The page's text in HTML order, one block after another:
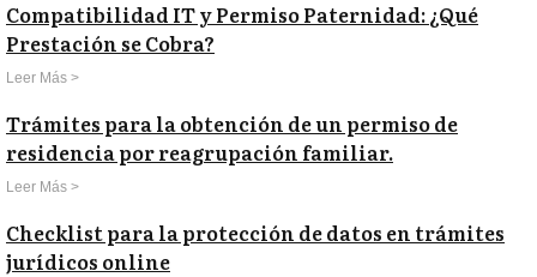
Compatibilidad IT y Permiso Paternidad: ¿Qué
Prestación se Cobra?
Leer Más >
Trámites para la obtención de un permiso de
residencia por reagrupación familiar.
Leer Más >
Checklist para la protección de datos en trámites
jurídicos online